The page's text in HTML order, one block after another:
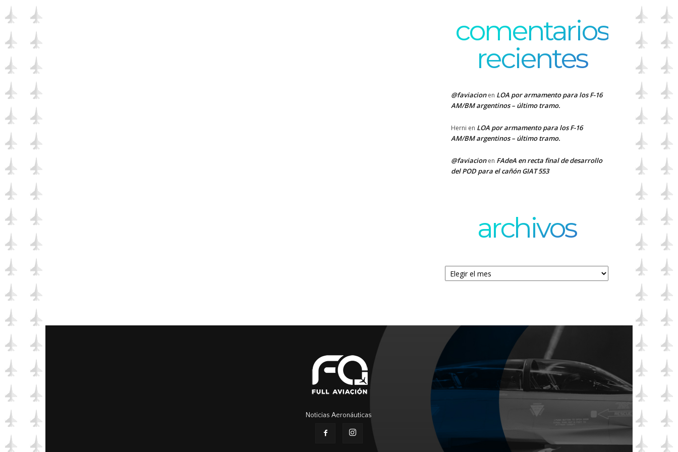
comentarios
recientes
@faviacionen LOA por armamento para los F-16
AM/BM argentinos – último tramo.
Herni en LOA por armamento para los F-16
AM/BM argentinos – último tramo.
@faviacionen FAdeA en recta final de desarrollo
del POD para el cañón GIAT 553
archivos
Archivos
Noticias Aeronáuticas